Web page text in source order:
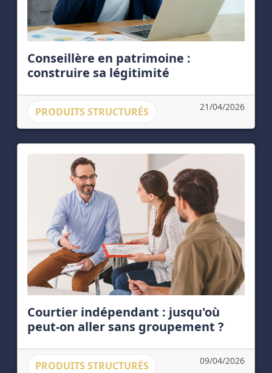
Conseillère en patrimoine :
construire sa légitimité
PRODUITS STRUCTURÉS 21/04/2026
Courtier indépendant : jusqu'où
peut-on aller sans groupement ?
PRODUITS STRUCTURÉS 09/04/2026